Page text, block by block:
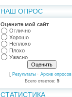
НАШ ОПРОС
Оцените мой сайт
Отлично
Хорошо
Неплохо
Плохо
Ужасно
[ Результаты · Архив опросов
Всего ответов: 5
СТАТИСТИКА